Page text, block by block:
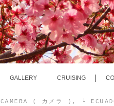
GALLERY CRUISING
CAMERA ( カメラ ) , └